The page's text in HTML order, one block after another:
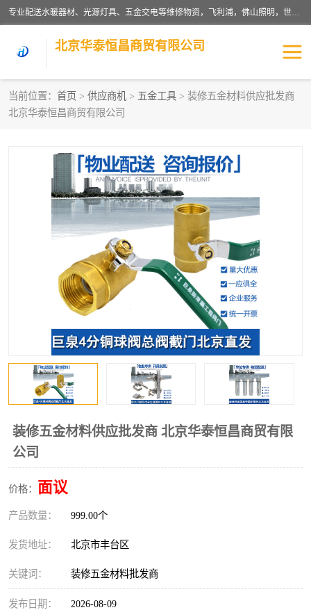
专业配送水暖器材、光源灯具、五金交电等维修物资，飞利浦，佛山照明，世达，博世，九牧，特陶等各产品涉及国内外知名品牌。公司专注与物业、学校、酒店、工厂等单位合作，提供一站式配送服务，降低客户综合成本。依托电子商务改变传统模式，以专业的团队为客户提供24H物资配送到达，货到月结、统一开票，便捷退换等服务，提高了企业的运营效率。
北京华泰恒昌商贸有限公司
当前位置： 首页 > 供应商机 > 五金工具 > 装修五金材料供应批发商
北京华泰恒昌商贸有限公司
装修五金材料供应批发商 北京华泰恒昌商贸有限
公司
价格： 面议
产品数量： 999.00个
发货地址： 北京市丰台区
关键词： 装修五金材料批发商
发布日期： 2026-08-09
水暖阀门
五金工具 涂料辅材